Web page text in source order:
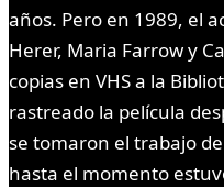
años. Pero en 1989, el
Herer, Maria Farrow y
copias en VHS a la
rastreado la película
se tomaron el trabajo
hasta el momento